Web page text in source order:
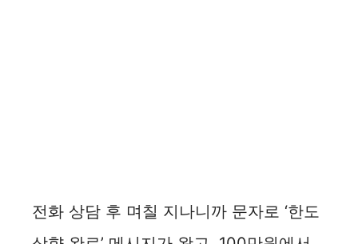
전화 상담 후 며칠 지나니까 문자로 ‘한도